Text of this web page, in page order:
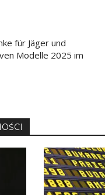
für Jäger und
Modelle 2025 im